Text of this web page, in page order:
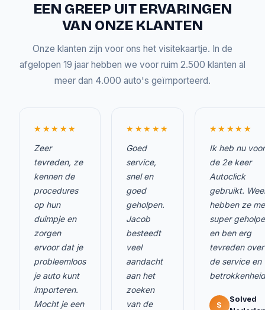
EEN GREEP UIT ERVARINGEN
VAN ONZE KLANTEN
Onze klanten zijn voor ons het visitekaartje. In de
afgelopen 19 jaar hebben we voor ruim 2.500 klanten al
meer dan 4.000 auto's geïmporteerd.
★★★★★
Zeer
tevreden, ze
kennen de
procedures
op hun
duimpje en
zorgen
ervoor dat je
probleemloos
je auto kunt
importeren.
Mocht je een
★★★★★
Goed
service,
snel en
goed
geholpen.
Jacob
besteedt
veel
aandacht
aan het
zoeken
van de
★★★★★
Ik heb nu voor
de 2e keer
Autoclick
gebruikt.
hebben ze me
super
en ben erg
tevreden over
de service en
S
Solved